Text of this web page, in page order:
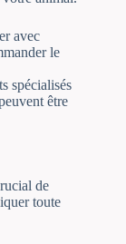
avec
le
spécialisés
être
de
toute